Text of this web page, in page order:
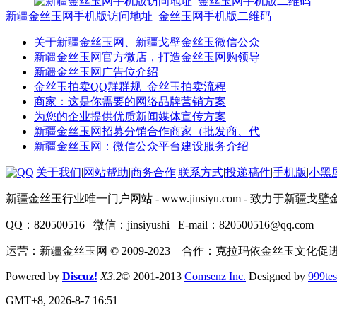
新疆金丝玉网手机版访问地址_金丝玉网手机版二维码
关于新疆金丝玉网、新疆戈壁金丝玉微信公众
新疆金丝玉网官方微店，打造金丝玉网购领导
新疆金丝玉网广告位介绍
金丝玉拍卖QQ群群规_金丝玉拍卖流程
商家：这是你需要的网络品牌营销方案
为您的企业提供优质新闻媒体宣传方案
新疆金丝玉网招募分销合作商家（批发商、代
新疆金丝玉网：微信公众平台建设服务介绍
|关于我们|网站帮助|商务合作|联系方式|投递稿件|手机版|小黑
新疆金丝玉行业唯一门户网站 - www.jinsiyu.com - 致力于新疆戈
QQ：820500516 微信：jinsiyushi E-mail：820500516@qq.com
运营：新疆金丝玉网 © 2009-2023 合作：克拉玛依金丝玉文化促
Powered by Discuz! X3.2© 2001-2013 Comsenz Inc. Designed by
GMT+8, 2026-8-7 16:51